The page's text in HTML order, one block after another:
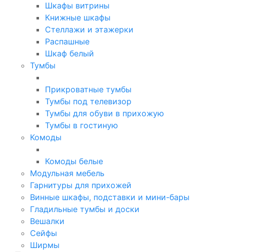
Шкафы витрины
Книжные шкафы
Стеллажи и этажерки
Распашные
Шкаф белый
Тумбы
Прикроватные тумбы
Тумбы под телевизор
Тумбы для обуви в прихожую
Тумбы в гостиную
Комоды
Комоды белые
Модульная мебель
Гарнитуры для прихожей
Винные шкафы, подставки и мини-бары
Гладильные тумбы и доски
Вешалки
Сейфы
Ширмы